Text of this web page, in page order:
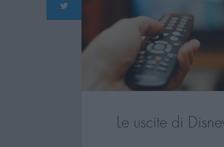
Le uscite di